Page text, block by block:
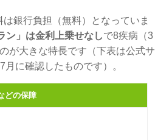
銀行負担（無料）となっていま
ン」は金利上乗せなしで8疾病（3
が大きな特長です（下表は公式サ
に確認したものです）。
どの保障